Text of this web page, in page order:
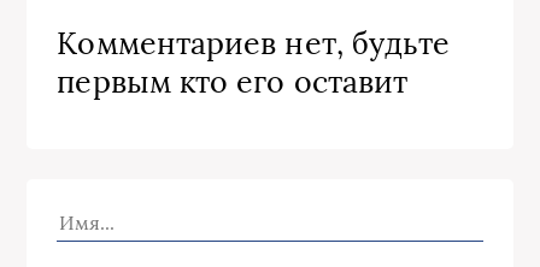
Комментариев нет, будьте
первым кто его оставит